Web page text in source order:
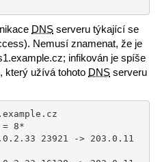
DNS serveru týkající se
Nemusí znamenat, že je
infikován je spíše
který užívá tohoto DNS serveru
= 8*
23921 -> 203.0.11